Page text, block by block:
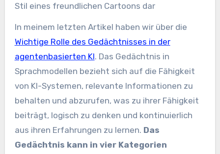
Stil eines freundlichen Cartoons dar
In meinem letzten Artikel haben wir über die
Wichtige Rolle des Gedächtnisses in der
agentenbasierten KI. Das Gedächtnis in
Sprachmodellen bezieht sich auf die Fähigkeit
von KI-Systemen, relevante Informationen zu
behalten und abzurufen, was zu ihrer Fähigkeit
beiträgt, logisch zu denken und kontinuierlich
aus ihren Erfahrungen zu lernen. Das
Gedächtnis kann in vier Kategorien